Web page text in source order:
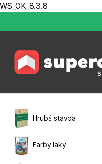
WS_OK_8.3.8
Hrubá stavba
Farby laky